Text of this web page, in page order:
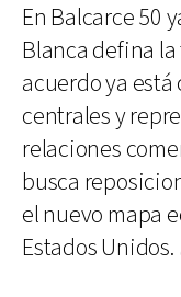
En Balcarce 50
Blanca defina
acuerdo ya está
centrales y
relaciones
busca
el nuevo mapa
Estados Unidos.